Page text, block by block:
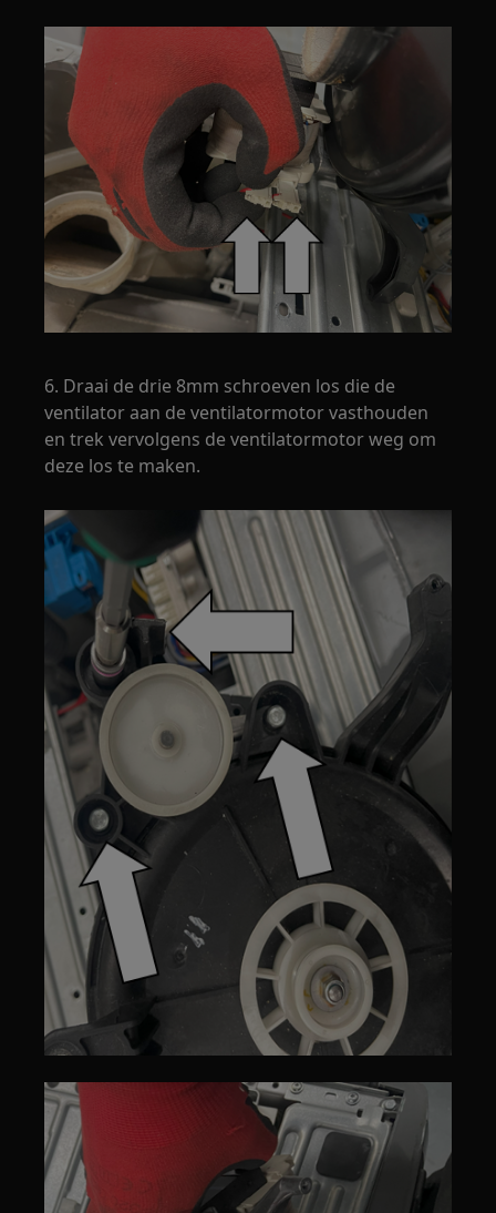
6. Draai de drie 8mm schroeven los die de
ventilator aan de ventilatormotor vasthouden
en trek vervolgens de ventilatormotor weg om
deze los te maken.